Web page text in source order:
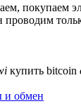
покупаем
купить bitcoin
и обмен